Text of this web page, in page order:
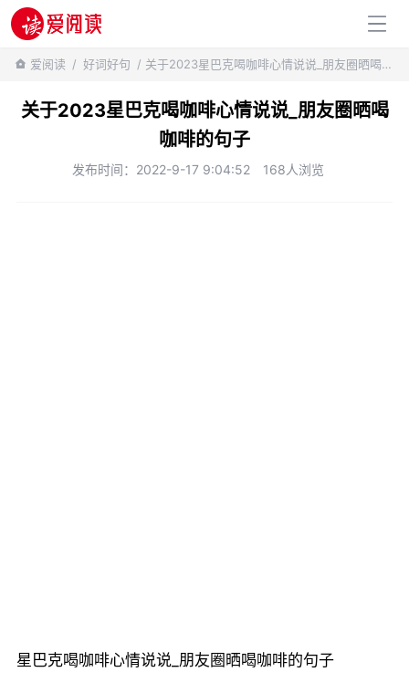
百科知识
爱阅读 / 好词好句 / 关于2023星巴克喝咖啡心情说说_朋友圈晒喝咖啡的句子
关于2023星巴克喝咖啡心情说说_朋友圈晒喝
咖啡的句子
发布时间：2022-9-17 9:04:52 168人浏览
星巴克喝咖啡心情说说_朋友圈晒喝咖啡的句子